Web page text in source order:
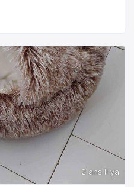
2 ans Il ya